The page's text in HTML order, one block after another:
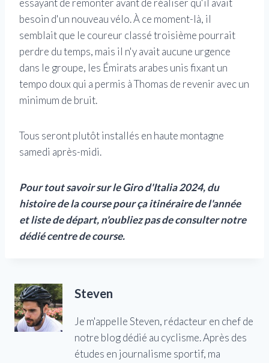
besoin d'un nouveau vélo. À ce moment-là, il
semblait que le coureur classé troisième pourrait
perdre du temps, mais il n'y avait aucune urgence
dans le groupe, les Émirats arabes unis fixant un
tempo doux qui a permis à Thomas de revenir avec un
minimum de bruit.
Tous seront plutôt installés en haute montagne
samedi après-midi.
Pour tout savoir sur le Giro d'Italia 2024, du
histoire de la coursepour çaitinéraire de l'année
etliste de départ, n'oubliez pas de consulter notre
dédiécentre de course.
Steven
Je m'appelle Steven, rédacteur en chef de
notre blog dédié au cyclisme. Après des
études en journalisme sportif, ma